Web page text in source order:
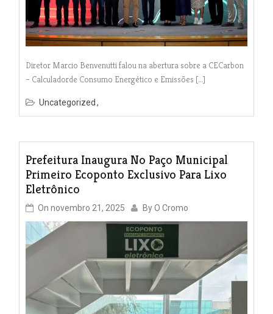
Diretor Marcio Benvenutti falou na abertura sobre a CECarbon
– Calculadorde Consumo Energético e Emissões […]
Uncategorized
Prefeitura Inaugura No Paço Municipal
Primeiro Ecoponto Exclusivo Para Lixo
Eletrônico
On novembro 21, 2025 ByO Cromo